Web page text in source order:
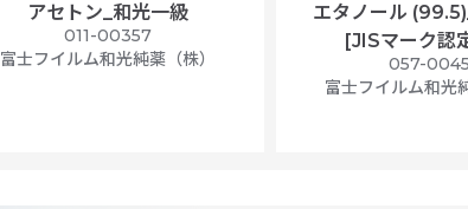
アセトン_和光一級
011-00357
富士フイルム和光純薬（株）
エタノール
[JISマーク認
057-
富士フイルム和光